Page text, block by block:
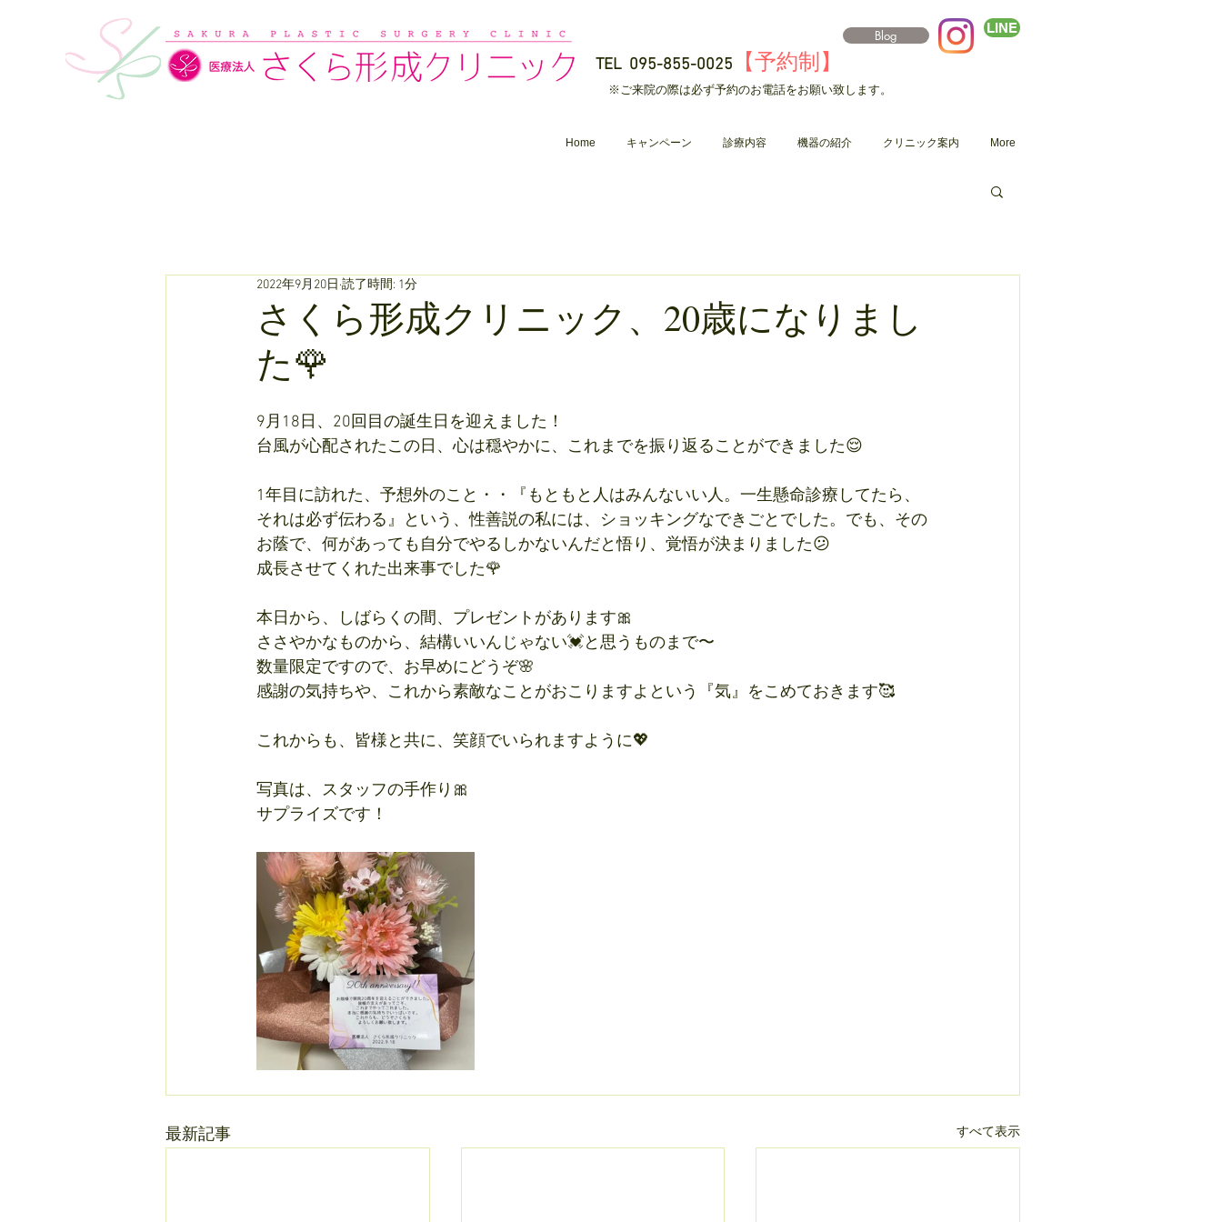
TEL 095-855-0025 【予約制】
Blog LINE
​※ご来院の際は必ず予約のお電話をお願い致します。
Home キャンペーン 診療内容 機器の紹介 クリニック案内 More
さくら形成クリニック、20歳になりまし
た🌹
2022年9月20日 読了時間: 1分
9月18日、20回目の誕生日を迎えました！
台風が心配されたこの日、心は穏やかに、これまでを振り返ることができました😌
1年目に訪れた、予想外のこと・・『もともと人はみんないい人。一生懸命診療してたら、
それは必ず伝わる』という、性善説の私には、ショッキングなできごとでした。でも、その
お蔭で、何があっても自分でやるしかないんだと悟り、覚悟が決まりました😕
成長させてくれた出来事でした🌹
本日から、しばらくの間、プレゼントがあります🎀
ささやかなものから、結構いいんじゃない💓と思うものまで〜
数量限定ですので、お早めにどうぞ🌸
感謝の気持ちや、これから素敵なことがおこりますよという『気』をこめておきます🥰
これからも、皆様と共に、笑顔でいられますように💖
写真は、スタッフの手作り🎀
サプライズです！
最新記事 すべて表示